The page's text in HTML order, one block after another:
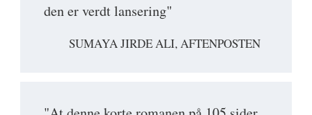
den er verdt lansering"
SUMAYA JIRDE ALI, AFTENPOSTEN